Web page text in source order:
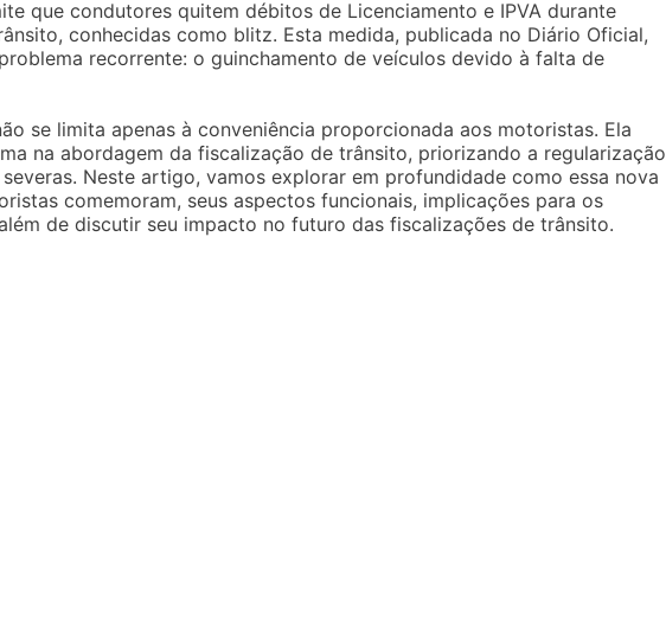
que condutores quitem débitos de Licenciamento e IPVA durante
conhecidas como blitz. Esta medida, publicada no Diário Oficial,
recorrente: o guinchamento de veículos devido à falta de
se limita apenas à conveniência proporcionada aos motoristas. Ela
na abordagem da fiscalização de trânsito, priorizando a regularização
Neste artigo, vamos explorar em profundidade como essa nova
comemoram, seus aspectos funcionais, implicações para os
de discutir seu impacto no futuro das fiscalizações de trânsito.